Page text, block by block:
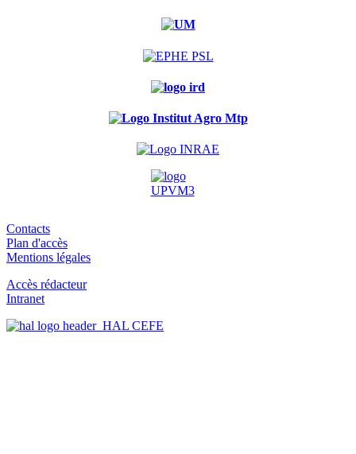
Contacts
Plan d'accès
Mentions légales
Accès rédacteur
Intranet
HAL CEFE